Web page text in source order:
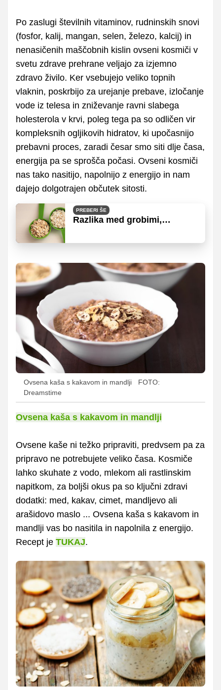
Po zaslugi številnih vitaminov, rudninskih snovi
(fosfor, kalij, mangan, selen, železo, kalcij) in
nenasičenih maščobnih kislin ovseni kosmiči v
svetu zdrave prehrane veljajo za izjemno
zdravo živilo. Ker vsebujejo veliko topnih
vlaknin, poskrbijo za urejanje prebave, izločanje
vode iz telesa in zniževanje ravni slabega
holesterola v krvi, poleg tega pa so odličen vir
kompleksnih ogljikovih hidratov, ki upočasnijo
prebavni proces, zaradi česar smo siti dlje časa,
energija pa se sprošča počasi. Ovseni kosmiči
nas tako nasitijo, napolnijo z energijo in nam
dajejo dolgotrajen občutek sitosti.
PREBERI ŠE
Razlika med grobimi,
Ovsena kaša s kakavom in mandlji
FOTO:
Dreamstime
Ovsena kaša s kakavom in mandlji
Ovsene kaše ni težko pripraviti, predvsem pa za
pripravo ne potrebujete veliko časa. Kosmiče
lahko skuhate z vodo, mlekom ali rastlinskim
napitkom, za boljši okus pa so ključni zdravi
dodatki: med, kakav, cimet, mandljevo ali
arašidovo maslo ... Ovsena kaša s kakavom in
mandlji vas bo nasitila in napolnila z energijo.
Recept je TUKAJ.